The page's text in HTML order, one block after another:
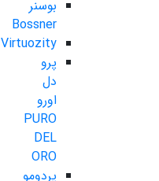
بوسنر
Bossner
Virtuozity
پرو
دل
اورو
PURO
DEL
ORO
پردومو